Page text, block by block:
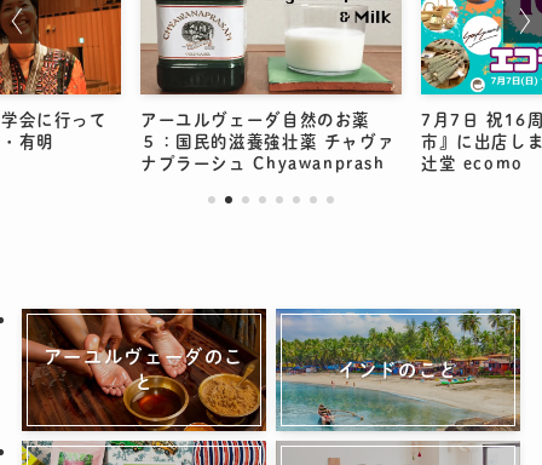
会に行って
有明
アーユルヴェーダ自然のお薬
５：国民的滋養強壮薬 チャヴァ
ナプラーシュ Chyawanprash
7月7日 祝16
市』に出店し
辻堂 ecomo
アーユルヴェーダのこ
と
インドのこと